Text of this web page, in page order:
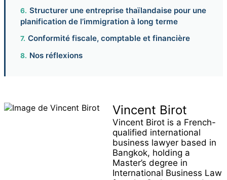
Structurer une entreprise thaïlandaise pour une
planification de l’immigration à long terme
Conformité fiscale, comptable et financière
Nos réflexions
Vincent Birot
Vincent Birot is a French-
qualified international
business lawyer based in
Bangkok, holding a
Master’s degree in
International Business Law